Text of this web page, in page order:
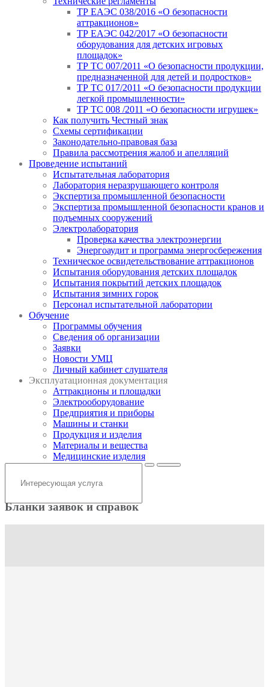
ТР ЕАЭС 038/2016 «О безопасности
аттракционов»
ТР ЕАЭС 042/2017 «О безопасности
оборудования для детских игровых
площадок»
ТР ТС 007/2011 «О безопасности продукции,
предназначенной для детей и подростков»
ТР ТС 017/2011 «О безопасности продукции
легкой промышленности»
ТР ТС 008 /2011 «О безопасности игрушек»
Как получить Честный знак
Схемы сертификации
Законодательно-правовая база
Правила рассмотрения жалоб и апелляций
Проведение испытаний
Испытательная лаборатория
Лаборатория неразрушающего контроля
Экспертиза промышленной безопасности
Экспертиза промышленной безопасности кранов и
подъемных сооружений
Электролаборатория
Проверка качества электроэнергии
Энергоаудит и программа энергосбережения
Техническое освидетельствование аттракционов
Испытания оборудования детских площадок
Испытания покрытий детских площадок
Испытания зимних горок
Персонал испытательной лаборатории
Обучение
Программы обучения
Сведения об организации
Заявки
Новости УМЦ
Личный кабинет слушателя
Эксплуатационная документация
Аттракционы и площадки
Электрооборудование
Предприятия и приборы
Машины и станки
Продукция и изделия
Материалы и вещества
Медицинские изделия
Бланки заявок и справок